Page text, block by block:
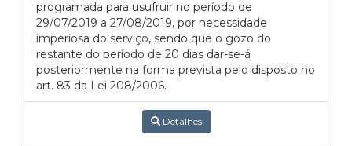
programada para usufruir no período de
29/07/2019 a 27/08/2019, por necessidade
imperiosa do serviço, sendo que o gozo do
restante do período de 20 dias dar-se-á
posteriormente na forma prevista pelo disposto no
art. 83 da Lei 208/2006.
Detalhes